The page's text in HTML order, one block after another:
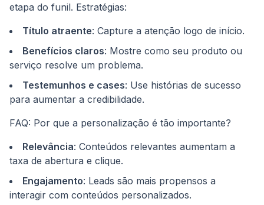
etapa do funil. Estratégias:
Título atraente: Capture a atenção logo de início.
Benefícios claros: Mostre como seu produto ou
serviço resolve um problema.
Testemunhos e cases: Use histórias de sucesso
para aumentar a credibilidade.
FAQ: Por que a personalização é tão importante?
Relevância: Conteúdos relevantes aumentam a
taxa de abertura e clique.
Engajamento: Leads são mais propensos a
interagir com conteúdos personalizados.